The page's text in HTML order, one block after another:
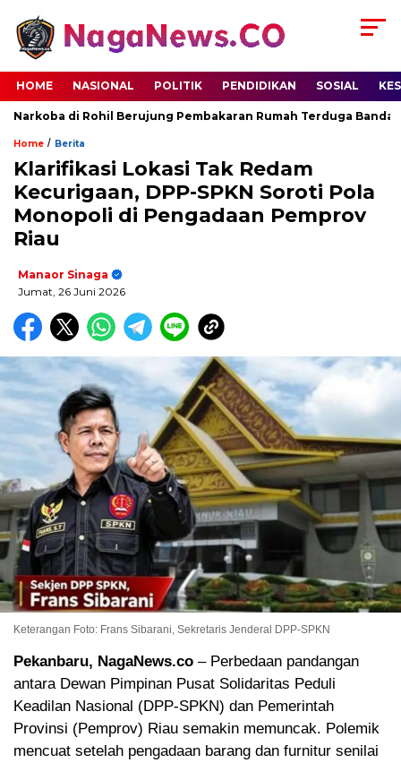
HOME NASIONAL POLITIK PENDIDIKAN SOSIAL
di Rohil Berujung Pembakaran Rumah Terduga Bandar,
Home / Berita
Klarifikasi Lokasi Tak Redam
Kecurigaan, DPP-SPKN Soroti Pola
Monopoli di Pengadaan Pemprov
Riau
Manaor Sinaga
Jumat, 26 Juni 2026
Keterangan Foto: Frans Sibarani, Sekretaris Jenderal DPP-SPKN
Pekanbaru, NagaNews.co – Perbedaan pandangan
antara Dewan Pimpinan Pusat Solidaritas Peduli
Keadilan Nasional (DPP-SPKN) dan Pemerintah
Provinsi (Pemprov) Riau semakin memuncak. Polemik
mencuat setelah pengadaan barang dan furnitur senilai